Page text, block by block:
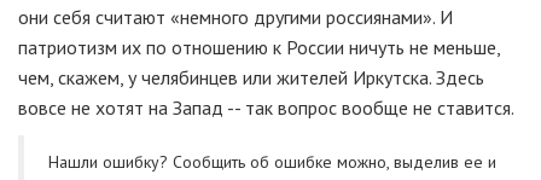
они себя считают «немного другими россиянами». И
патриотизм их по отношению к России ничуть не меньше,
чем, скажем, у челябинцев или жителей Иркутска. Здесь
вовсе не хотят на Запад -- так вопрос вообще не ставится.
Нашли ошибку? Cообщить об ошибке можно, выделив ее и